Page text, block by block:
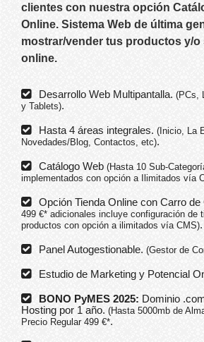
clientes con nuestra opción
Online. Sistema Web de última
mostrar/vender tus productos y/o
online.
Desarrollo Web Multipantalla. (PCs,
y Tablets).
Hasta 4 áreas integrales. (Inicio, La
Novedades/Blog, Contactos, etc).
Catálogo Web (Hasta 10 Sub-
implementados con opción a Ilimitados vía
Opción Tienda Online con Carro de
499 €* adicionales incluye configuración de
productos con opción a ilimitados vía CMS).
Panel Autogestionable. (Gestor de
Estudio de Marketing y Potencial
BONO PyMES 2025: Dominio
Hosting por 1 año. (Hasta 5000mb de
Precio Regular 499 €*.